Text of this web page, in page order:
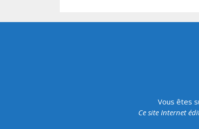
Vous êtes
Ce site Internet